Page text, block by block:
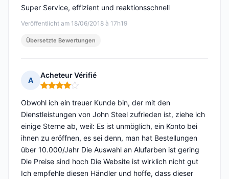
Veröffentlicht am 18/06/2018 à 17h19
Super Service, effizient und reaktionsschnell
Übersetzte Bewertungen
A
Acheteur Vérifié
Hinweis: 4 von 5
Obwohl ich ein treuer Kunde bin, der mit den
Dienstleistungen von John Steel zufrieden ist, ziehe ich
einige Sterne ab, weil: Es ist unmöglich, ein Konto bei
ihnen zu eröffnen, es sei denn, man hat Bestellungen
über 10.000/Jahr Die Auswahl an Alufarben ist gering
Die Preise sind hoch Die Website ist wirklich nicht gut
Ich empfehle diesen Händler und hoffe, dass dieser